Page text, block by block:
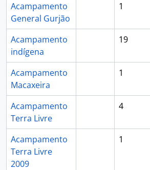
Acampamento
General Gurjão
1
Acampamento
indígena
19
Acampamento
Macaxeira
1
Acampamento
Terra Livre
4
Acampamento
Terra Livre
2009
1